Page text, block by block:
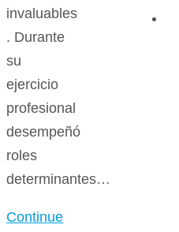
invaluables
. Durante
su
ejercicio
profesional
desempeñó
roles
determinantes…
Continue